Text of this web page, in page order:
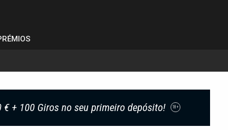
+ 100 Giros no seu primeiro depósito! 18+